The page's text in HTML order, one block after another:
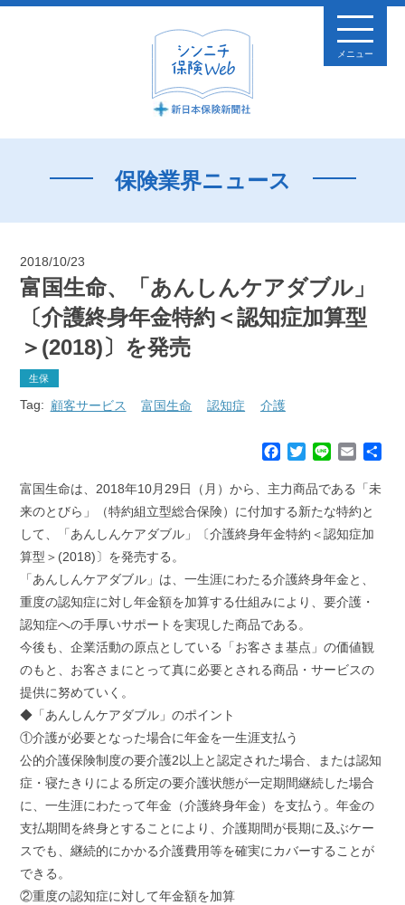
メニュー
保険業界ニュース
2018/10/23
富国生命、「あんしんケアダブル」
〔介護終身年金特約＜認知症加算型
＞(2018)〕を発売
生保
Tag: 顧客サービス 富国生命 認知症 介護
c
e
o
k
T
i
t
e
n
e
E
a
i
富国生命は、2018年10月29日（月）から、主力商品である「未
来のとびら」（特約組立型総合保険）に付加する新たな特約と
して、「あんしんケアダブル」〔介護終身年金特約＜認知症加
算型＞(2018)〕を発売する。
「あんしんケアダブル」は、一生涯にわたる介護終身年金と、
重度の認知症に対し年金額を加算する仕組みにより、要介護・
認知症への手厚いサポートを実現した商品である。
今後も、企業活動の原点としている「お客さま基点」の価値観
のもと、お客さまにとって真に必要とされる商品・サービスの
提供に努めていく。
◆「あんしんケアダブル」のポイント
①介護が必要となった場合に年金を一生涯支払う
公的介護保険制度の要介護2以上と認定された場合、または認知
症・寝たきりによる所定の要介護状態が一定期間継続した場合
に、一生涯にわたって年金（介護終身年金）を支払う。年金の
支払期間を終身とすることにより、介護期間が長期に及ぶケー
スでも、継続的にかかる介護費用等を確実にカバーすることが
できる。
②重度の認知症に対して年金額を加算